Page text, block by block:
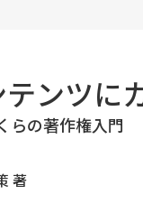
ンツに
らの著作権入門
著